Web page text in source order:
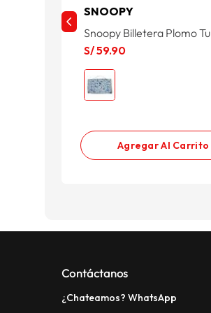
SNOOPY
Snoopy Billetera Plomo Tu
S/59.90
Agregar Al Carrito
Contáctanos
¿Chateamos? WhatsApp